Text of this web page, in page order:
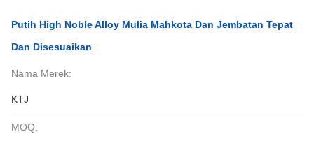
Putih High Noble Alloy Mulia Mahkota Dan Jembatan Tepat
Dan Disesuaikan
Nama Merek:
KTJ
MOQ: